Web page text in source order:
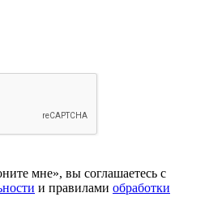
мне», вы соглашаетесь с
и правилами обработки